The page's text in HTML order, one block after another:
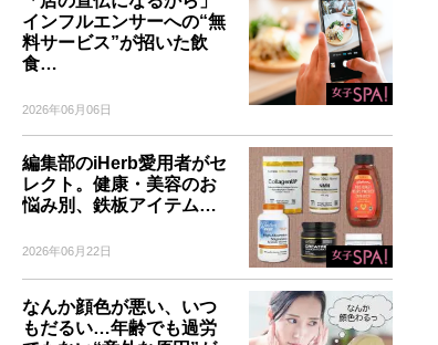
インフルエンサーへの“無
料サービス”が招いた飲
食…
2026年06月06日
編集部のiHerb愛用者がセ
レクト。健康・美容のお
悩み別、鉄板アイテム…
2026年06月22日
なんか顔色が悪い、いつ
もだるい…年齢でも過労